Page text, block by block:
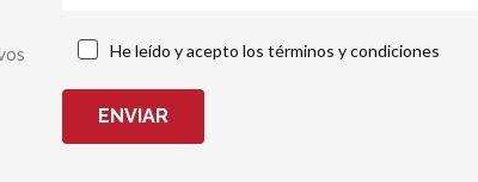
He leído y acepto los términos y condiciones
ENVIAR